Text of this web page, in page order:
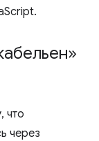
что
через